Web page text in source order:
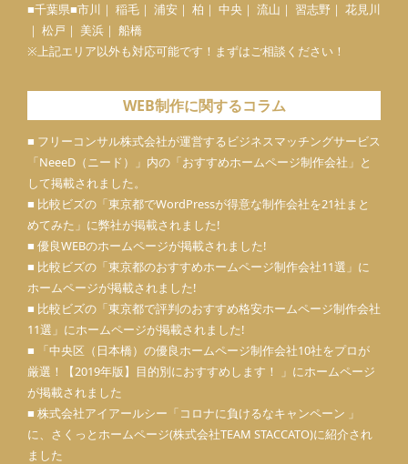
■千葉県■市川｜ 稲毛｜ 浦安｜ 柏｜ 中央｜ 流山｜ 習志野｜ 花見川
｜ 松戸｜ 美浜｜ 船橋
※上記エリア以外も対応可能です！まずはご相談ください！
WEB制作に関するコラム
■ フリーコンサル株式会社が運営するビジネスマッチングサービス
「NeeeD（ニード） 」内の「おすすめホームページ制作会社 」と
して掲載されました。
■ 比較ビズの「東京都でWordPressが得意な制作会社を21社まと
めてみた」に弊社が掲載されました!
■ 優良WEBのホームページが掲載されました!
■ 比較ビズの「東京都のおすすめホームページ制作会社11選」に
ホームページが掲載されました!
■ 比較ビズの「東京都で評判のおすすめ格安ホームページ制作会社
11選」にホームページが掲載されました!
■ 「中央区（日本橋）の優良ホームページ制作会社10社をプロが
厳選！【2019年版】目的別におすすめします！ 」にホームページ
が掲載されました
■ 株式会社アイアールシー「コロナに負けるなキャンペーン 」
に、さくっとホームページ(株式会社TEAM STACCATO)に紹介され
ました